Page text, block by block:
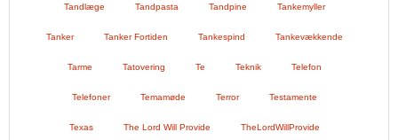
Tandlæge Tandpasta Tandpine Tankemyller
Tanker Tanker Fortiden Tankespind Tankevækkende
Tarme Tatovering Te Teknik Telefon
Telefoner Temamøde Terror Testamente
Texas The Lord Will Provide TheLordWillProvide